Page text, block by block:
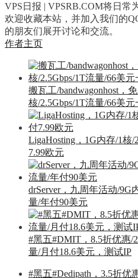
VPS日报 | VPSRB.COM将日常
欢迎收藏本站，并加入我们的
的朋友们展开讨论和交流。
作者主页
搬瓦工/bandwagonhost，
核/2.5Gbps/1T流量/66美元
LigaHosting，1G内存/1核/
7.99欧元
drServer，九周年活动/9G
量/年付90美元
#黑五#DMIT，8.5折优惠/
量/月付18.6美元，测试IP
#黑五#Dedipath，3.5折优